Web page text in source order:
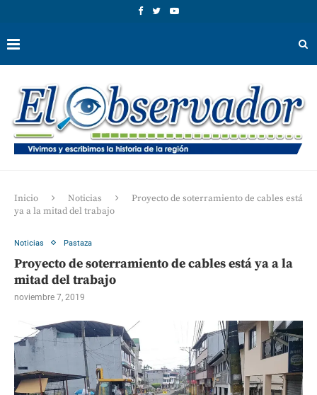
Inicio Noticias
Proyecto de soterramiento de cables está
ya a la mitad del trabajo
Noticias Pastaza
Proyecto de soterramiento de cables está ya a la
mitad del trabajo
noviembre 7, 2019